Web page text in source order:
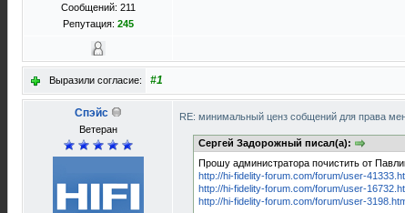
Сообщений: 211
Репутация: 245
Выразили согласие: #1
Спэйс
Ветеран
RE: минимальный ценз собщений для права
Сергей Задорожный писал(а):
Прошу администратора почистить от
http://hi-fidelity-forum.com/forum/user-
http://hi-fidelity-forum.com/forum/user-
http://hi-fidelity-forum.com/forum/user-